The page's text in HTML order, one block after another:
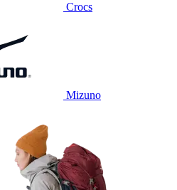
Crocs
Mizuno